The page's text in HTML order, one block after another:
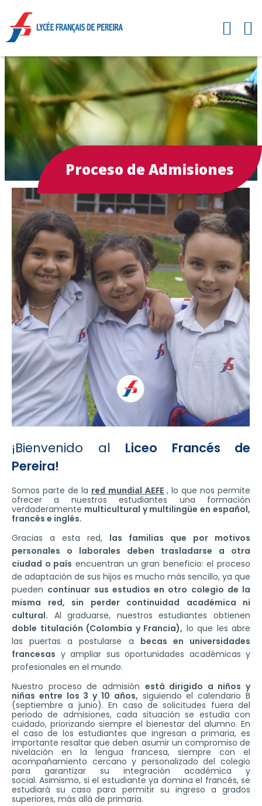
Proceso de Admisiones
¡Bienvenido al Liceo Francés de
Pereira!
Somos parte de la red mundial AEFE , lo que nos permite
ofrecer a nuestros estudiantes una formación
verdaderamente multicultural y multilingüe en español,
francés e inglés.
Gracias a esta red, las familias que por motivos
personales o laborales deben trasladarse a otra
ciudad o país encuentran un gran beneficio: el proceso
de adaptación de sus hijos es mucho más sencillo, ya que
pueden continuar sus estudios en otro colegio de la
misma red, sin perder continuidad académica ni
cultural. Al graduarse, nuestros estudiantes obtienen
doble titulación (Colombia y Francia), lo que les abre
las puertas a postularse a becas en universidades
francesas y ampliar sus oportunidades académicas y
profesionales en el mundo.
Nuestro proceso de admisión está dirigido a niños y
niñas entre los 3 y 10 años, siguiendo el calendario B
(septiembre a junio). En caso de solicitudes fuera del
periodo de admisiones, cada situación se estudia con
cuidado, priorizando siempre el bienestar del alumno. En
el caso de los estudiantes que ingresan a primaria, es
importante resaltar que deben asumir un compromiso de
nivelación en la lengua francesa, siempre con el
acompañamiento cercano y personalizado del colegio
para garantizar su integración académica y
social. Asimismo, si el estudiante ya domina el francés, se
estudiará su caso para permitir su ingreso a grados
superiores, más allá de primaria.